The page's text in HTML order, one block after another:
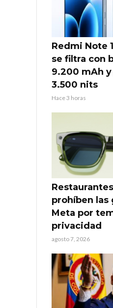
Redmi Note
se filtra con
9.200 mAh
3.500 nits
Hace 3 horas
prohíben las
Meta por
privacidad
agosto 7, 2026